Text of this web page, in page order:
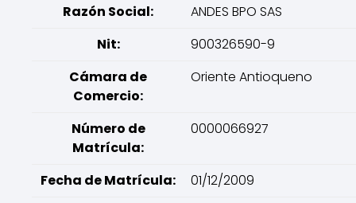
Razón Social:
ANDES BPO SAS
Nit:
900326590-9
Cámara de
Comercio:
Oriente Antioqueno
Número de
Matrícula:
0000066927
Fecha de Matrícula:
01/12/2009